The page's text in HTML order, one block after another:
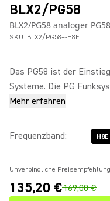
BLX2/PG58
BLX2/PG58 analoger
SKU: BLX2/PG58=-H8E
Das PG58 ist der
Systeme. Die PG
Mehr erfahren
Frequenzband: H8E
Unverbindliche Preisempfehlung
135,20 €169,00 €